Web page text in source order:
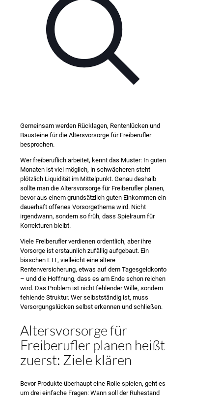
Gemeinsam werden Rücklagen, Rentenlücken und
Bausteine für die Altersvorsorge für Freiberufler
besprochen.
Wer freiberuflich arbeitet, kennt das Muster: In guten
Monaten ist viel möglich, in schwächeren steht
plötzlich Liquidität im Mittelpunkt. Genau deshalb
sollte man die Altersvorsorge für Freiberufler planen,
bevor aus einem grundsätzlich guten Einkommen ein
dauerhaft offenes Vorsorgethema wird. Nicht
irgendwann, sondern so früh, dass Spielraum für
Korrekturen bleibt.
Viele Freiberufler verdienen ordentlich, aber ihre
Vorsorge ist erstaunlich zufällig aufgebaut. Ein
bisschen ETF, vielleicht eine ältere
Rentenversicherung, etwas auf dem Tagesgeldkonto
– und die Hoffnung, dass es am Ende schon reichen
wird. Das Problem ist nicht fehlender Wille, sondern
fehlende Struktur. Wer selbstständig ist, muss
Versorgungslücken selbst erkennen und schließen.
Altersvorsorge für
Freiberufler planen heißt
zuerst: Ziele klären
Bevor Produkte überhaupt eine Rolle spielen, geht es
um drei einfache Fragen: Wann soll der Ruhestand